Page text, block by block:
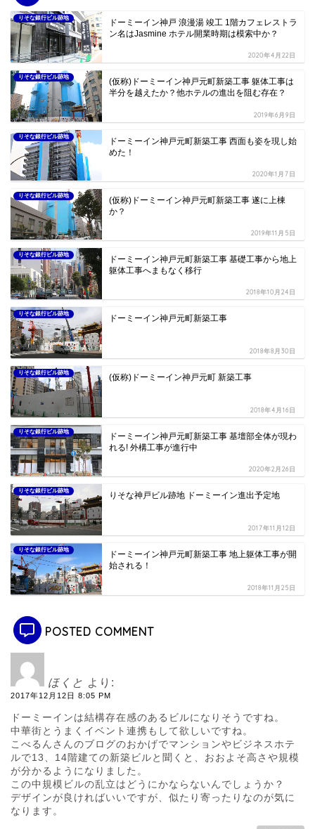
りそな銀行ビル跡地
ドーミーイン神戸 浪漫湯 竣工 1階カフェレストラ
ン名はJasmine ホテル開業時期は模索中か？
2020年4月22日
りそな銀行ビル跡地
(仮称)ドーミーイン神戸元町新築工事 躯体工事は
半分を越えたか？他ホテルの進出を阻む存在？
2019年6月9日
りそな銀行ビル跡地
ドーミーイン神戸元町新築工事 西面も姿を現し始
めた！
2020年1月7日
りそな銀行ビル跡地
(仮称)ドーミーイン神戸元町新築工事 遂に上棟
か？
2019年11月5日
りそな銀行ビル跡地
ドーミーイン神戸元町新築工事 基礎工事から地上
躯体工事へまもなく移行
2018年10月24日
りそな銀行ビル跡地 ドーミーイン神戸元町新築工事
2018年8月30日
りそな銀行ビル跡地 (仮称)ドーミーイン神戸元町 新築工事
2018年4月16日
りそな銀行ビル跡地
ドーミーイン神戸元町新築工事 基壇部全体が現わ
れる! 外構工事が進行中
2020年2月26日
りそな銀行ビル跡地 りそな神戸ビル跡地 ドーミーイン進出予定地
2017年11月12日
りそな銀行ビル跡地
ドーミーイン神戸元町新築工事 地上躯体工事が開
始される！
2018年11月25日
POSTED COMMENT
ほくと より:
2017年12月12日 8:05 PM
ドーミーインは結構存在感のあるビルになりそうですね。
中華街とうまくイベント連携もして欲しいですね。
こべるんさんのブログのおかげでマンションやビジネスホテ
ルで13、14階建ての新築ビルと聞くと、おおよそ高さや規模
が分かるようになりました。
この中規模ビルの乱立はどうにかならないんでしょうか？
デザインが良ければいいですが、似たり寄ったりなのが気に
なります。